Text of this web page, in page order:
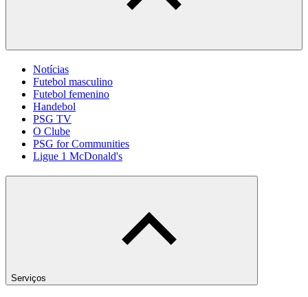
Notícias
Futebol masculino
Futebol femenino
Handebol
PSG TV
O Clube
PSG for Communities
Ligue 1 McDonald's
Serviços